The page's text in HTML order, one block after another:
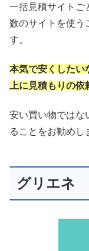
一括見積サイトご
数のサイトを使う
す。
本気で安くしたい
上に見積もりの依
安い買い物ではな
ることをお勧めし
グリエネ